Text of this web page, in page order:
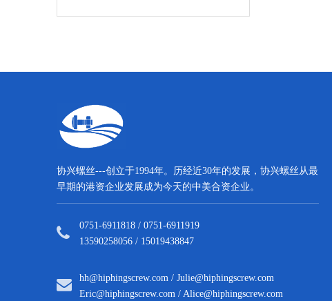
协兴螺丝---创立于1994年。历经近30年的发展，协兴螺丝从最
早期的港资企业发展成为今天的中美合资企业。
0751-6911818 / 0751-6911919
13590258056 / 15019438847
hh@hiphingscrew.com /Julie@hiphingscrew.com
Eric@hiphingscrew.com /Alice@hiphingscrew.com